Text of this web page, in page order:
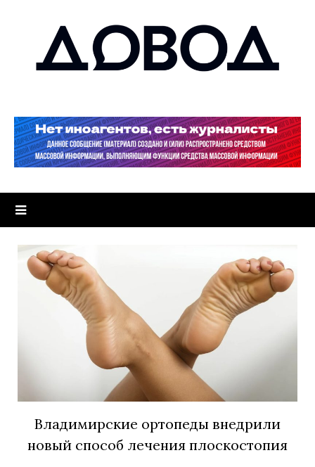
Владимирские ортопеды внедрили
новый способ лечения плоскостопия